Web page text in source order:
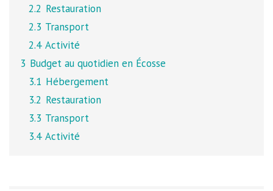
2.2 Restauration
2.3 Transport
2.4 Activité
3 Budget au quotidien en Écosse
3.1 Hébergement
3.2 Restauration
3.3 Transport
3.4 Activité